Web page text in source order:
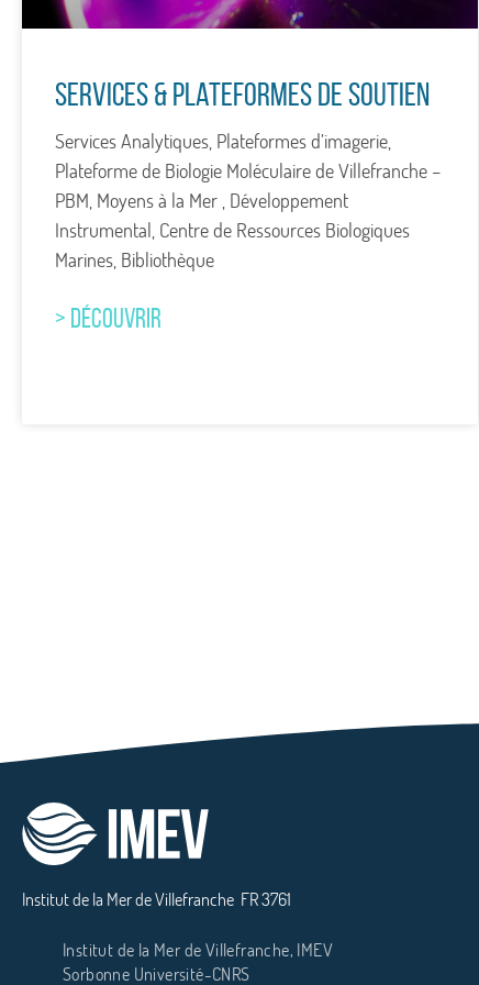
Services & Plateformes de soutien
Services Analytiques, Plateformes d’imagerie,
Plateforme de Biologie Moléculaire de Villefranche –
PBM, Moyens à la Mer , Développement
Instrumental, Centre de Ressources Biologiques
Marines, Bibliothèque
> DÉCOUVRIR
Institut de la Mer de Villefranche FR 3761
Institut de la Mer de Villefranche, IMEV
Sorbonne Université-CNRS